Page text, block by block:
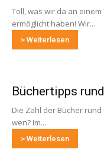
Toll, was wir da an
ermöglicht haben! Wir...
> Weiterlesen
Büchertipps
Die Zahl der Bücher
wen? Im...
> Weiterlesen